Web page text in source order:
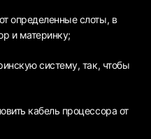
определенные слоты, в
и материнку;
систему, так, чтобы
кабель процессора от